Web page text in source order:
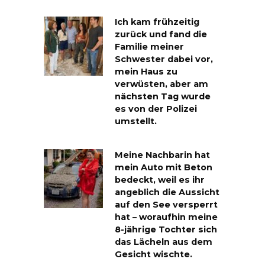
Ich kam frühzeitig
zurück und fand die
Familie meiner
Schwester dabei vor,
mein Haus zu
verwüsten, aber am
nächsten Tag wurde
es von der Polizei
umstellt.
Meine Nachbarin hat
mein Auto mit Beton
bedeckt, weil es ihr
angeblich die Aussicht
auf den See versperrt
hat – woraufhin meine
8-jährige Tochter sich
das Lächeln aus dem
Gesicht wischte.